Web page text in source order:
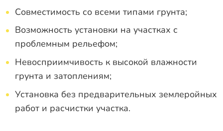
Совместимость со всеми типами грунта;
Возможность установки на участках с
проблемным рельефом;
Невосприимчивость к высокой влажности
грунта и затоплениям;
Установка без предварительных землеройных
работ и расчистки участка.